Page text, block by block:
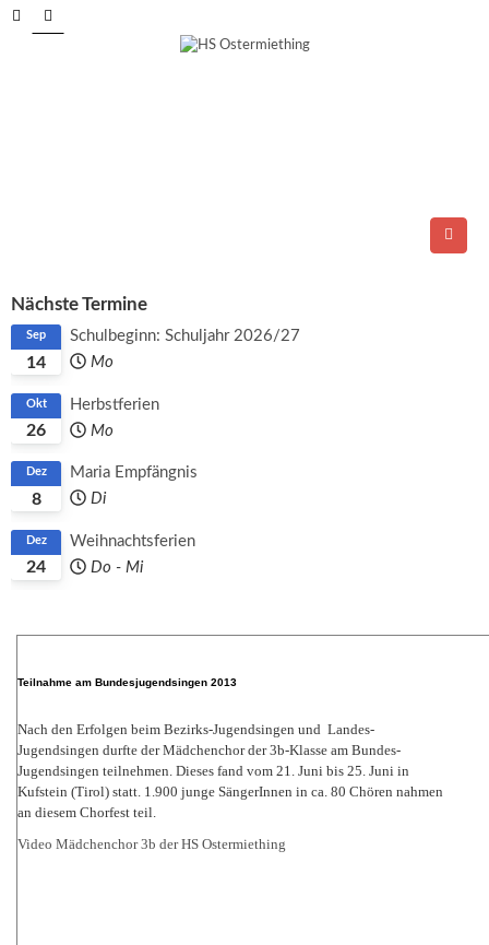
Nächste Termine
14
Sep
Schulbeginn: Schuljahr 2026/27
Mo
26
Okt
Herbstferien
Mo
8
Dez
Maria Empfängnis
Di
24
Dez
Weihnachtsferien
Do - Mi
Teilnahme am Bundesjugendsingen 2013
Nach den Erfolgen beim Bezirks-Jugendsingen und Landes-
Jugendsingen durfte derMädchenchor der 3b-Klasse am Bundes-
Jugendsingen teilnehmen. Dieses fand vom 21. Juni bis 25. Juni in
Kufstein (Tirol) statt. 1.900 junge SängerInnen in ca. 80 Chören nahmen
an diesem Chorfest teil.
Video Mädchenchor 3b der HS Ostermiething